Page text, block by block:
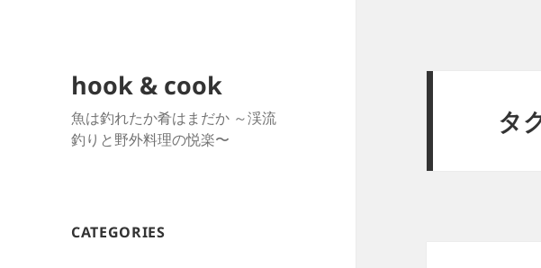
hook & cook
魚は釣れたか肴はまだか ～渓流
釣りと野外料理の悦楽〜
CATEGORIES
タ